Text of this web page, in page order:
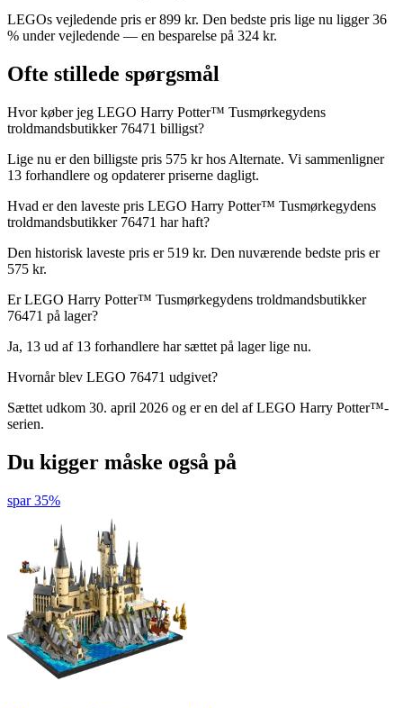
LEGOs vejledende pris er 899 kr. Den bedste pris lige nu ligger 36
% under vejledende — en besparelse på 324 kr.
Ofte stillede spørgsmål
Hvor køber jeg LEGO Harry Potter™ Tusmørkegydens
troldmandsbutikker 76471 billigst?
Lige nu er den billigste pris 575 kr hos Alternate. Vi sammenligner
13 forhandlere og opdaterer priserne dagligt.
Hvad er den laveste pris LEGO Harry Potter™ Tusmørkegydens
troldmandsbutikker 76471 har haft?
Den historisk laveste pris er 519 kr. Den nuværende bedste pris er
575 kr.
Er LEGO Harry Potter™ Tusmørkegydens troldmandsbutikker
76471 på lager?
Ja, 13 ud af 13 forhandlere har sættet på lager lige nu.
Hvornår blev LEGO 76471 udgivet?
Sættet udkom 30. april 2026 og er en del af LEGO Harry Potter™-
serien.
Du kigger måske også på
spar 35%